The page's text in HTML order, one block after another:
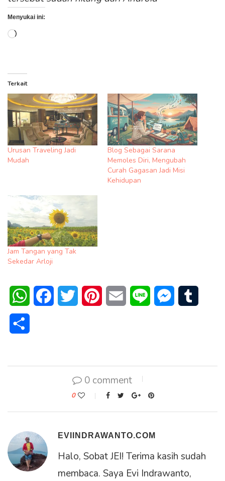
Menyukai ini:
Memuat...
Terkait
Urusan Traveling Jadi
Mudah
Blog Sebagai Sarana
Memoles Diri, Mengubah
Curah Gagasan Jadi Misi
Kehidupan
Jam Tangan yang Tak
Sekedar Arloji
WhatsAppFacebookTwitter PinterestEmail Line Messenger
0 comment
0
EVIINDRAWANTO.COM
Halo, Sobat JEI! Terima kasih sudah
membaca. Saya Evi Indrawanto,